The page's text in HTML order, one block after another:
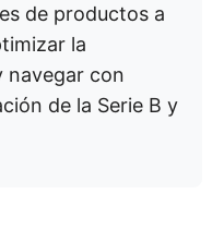
de productos a
la
navegar con
de la Serie B y